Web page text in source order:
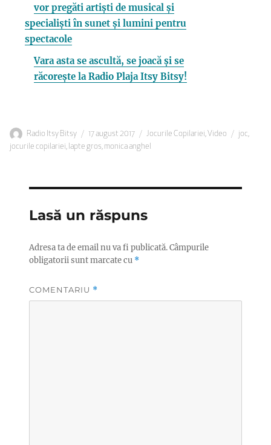
vor pregăti artiști de musical și
specialiști în sunet și lumini pentru
spectacole
Vara asta se ascultă, se joacă și se
răcorește la Radio Plaja Itsy Bitsy!
Autor
Radio Itsy Bitsy
Publicat
pe
17 august 2017 Categorii
Jocurile Copilariei, Video Etichete
joc,
jocurile copilariei, lapte gros, monica anghel
Lasă un răspuns
Adresa ta de email nu va fi publicată.Câmpurile
obligatorii sunt marcate cu *
COMENTARIU *